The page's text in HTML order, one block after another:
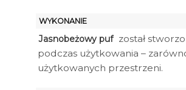
WYKONANIE
Jasnobeżowy puf został
podczas użytkowania –
użytkowanych przestrzeni.